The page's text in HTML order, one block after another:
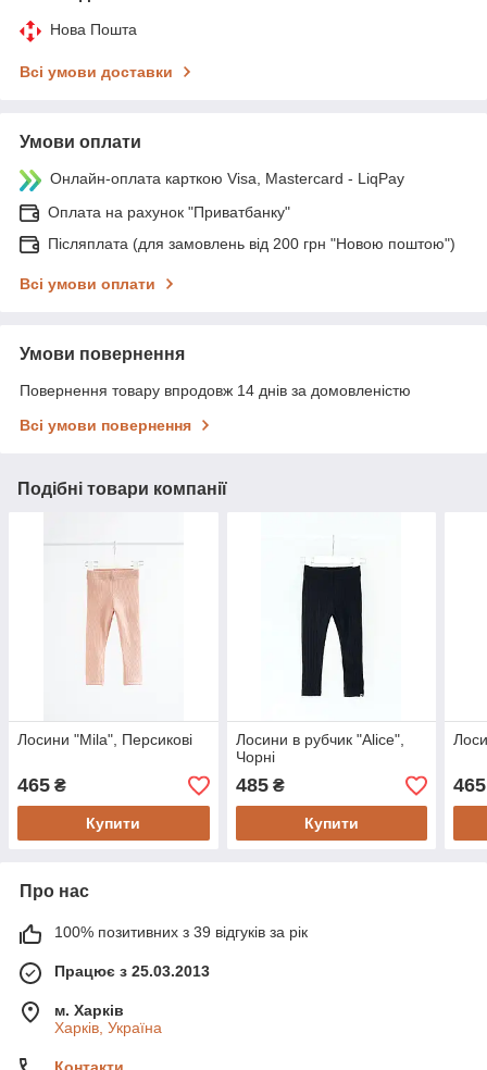
Нова Пошта
Всі умови доставки
Умови оплати
Онлайн-оплата карткою Visa, Mastercard - LiqPay
Оплата на рахунок "Приватбанку"
Післяплата (для замовлень від 200 грн "Новою поштою")
Всі умови оплати
Умови повернення
Повернення товару впродовж 14 днів за домовленістю
Всі умови повернення
Подібні товари компанії
Лосини "Mila", Персикові
465 ₴
Купити
Лосини в рубчик "Alice",
Чорні
485₴
Купити
465
Про нас
100% позитивних з 39 відгуків за рік
Працює з 25.03.2013
м. Харків
Харків, Україна